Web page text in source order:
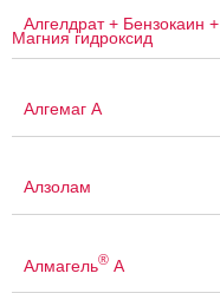
Алгелдрат + Бензокаин +
Магния гидроксид
Алгемаг А
Алзолам
Алмагель® А